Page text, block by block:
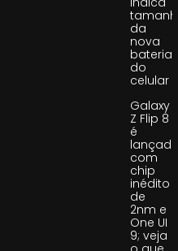
tamanho
da
nova
bateria
do
celular
Galaxy
Z Flip 8
é
lançado
com
chip
inédito
de
2nm e
One UI
9; veja